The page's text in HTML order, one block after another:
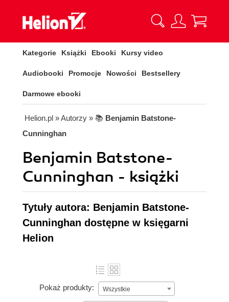
Kategorie Książki Ebooki Kursy video
Audiobooki Promocje Nowości Bestsellery
Darmowe ebooki
Helion.pl » Autorzy » 📚 Benjamin Batstone-
Cunninghan
Benjamin Batstone-
Cunninghan - książki
Tytuły autora: Benjamin Batstone-
Cunninghan dostępne w księgarni
Helion
Pokaż produkty: Wszystkie